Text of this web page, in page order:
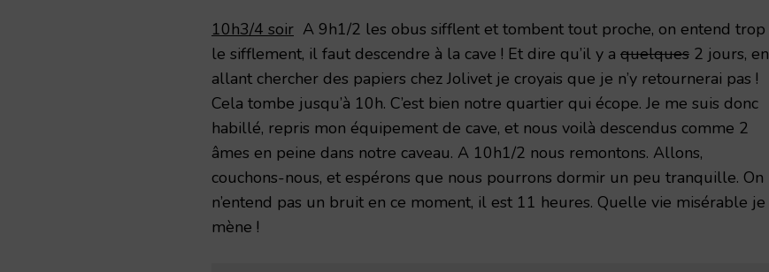
10h3/4 soir A 9h1/2 les obus sifflent et tombent tout proche, on entend trop
le sifflement, il faut descendre à la cave ! Et dire qu’il y a quelques 2 jours, en
allant chercher des papiers chez Jolivet je croyais que je n’y retournerai pas !
Cela tombe jusqu’à 10h. C’est bien notre quartier qui écope. Je me suis donc
habillé, repris mon équipement de cave, et nous voilà descendus comme 2
âmes en peine dans notre caveau. A 10h1/2 nous remontons. Allons,
couchons-nous, et espérons que nous pourrons dormir un peu tranquille. On
n’entend pas un bruit en ce moment, il est 11 heures. Quelle vie misérable je
mène !